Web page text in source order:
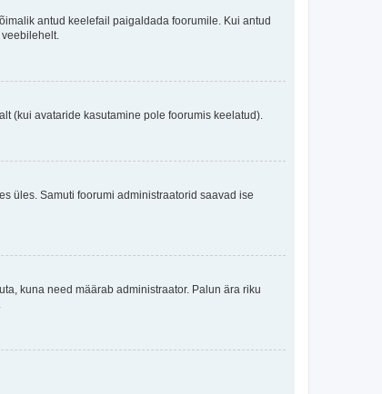
antud keelefail paigaldada foorumile. Kui antud
(kui avataride kasutamine pole foorumis keelatud).
üles. Samuti foorumi administraatorid saavad ise
kuna need määrab administraator. Palun ära riku